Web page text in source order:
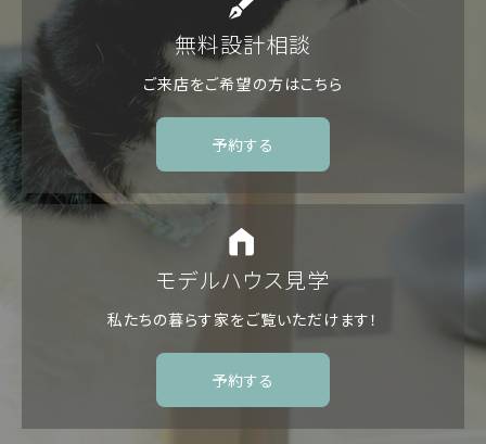
無料設計相談
ご来店をご希望の方はこちら
予約する
モデルハウス見学
私たちの暮らす家をご覧いただけます！
予約する